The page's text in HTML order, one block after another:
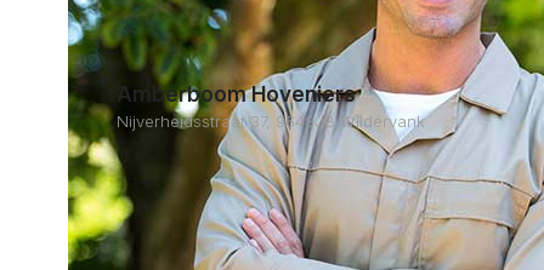
Amberboom Hoveniers
Nijverheidsstraat 37, 9648JB Wildervank